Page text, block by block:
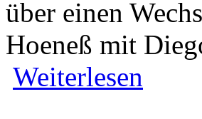
über einen
Hoeneß mit
Weiterlesen